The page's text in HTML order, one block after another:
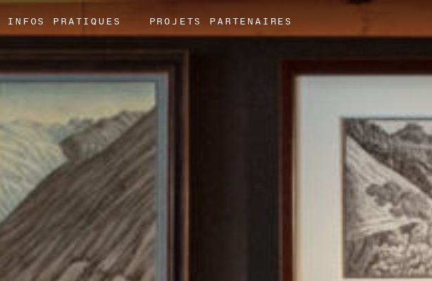
INFOS PRATIQUES PROJETS PARTENAIRES